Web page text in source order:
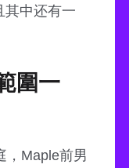
其中还有一
圍一
，Maple前男